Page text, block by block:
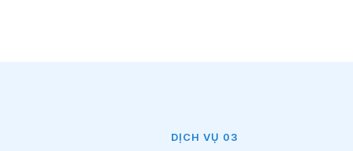
DỊCH VỤ 03